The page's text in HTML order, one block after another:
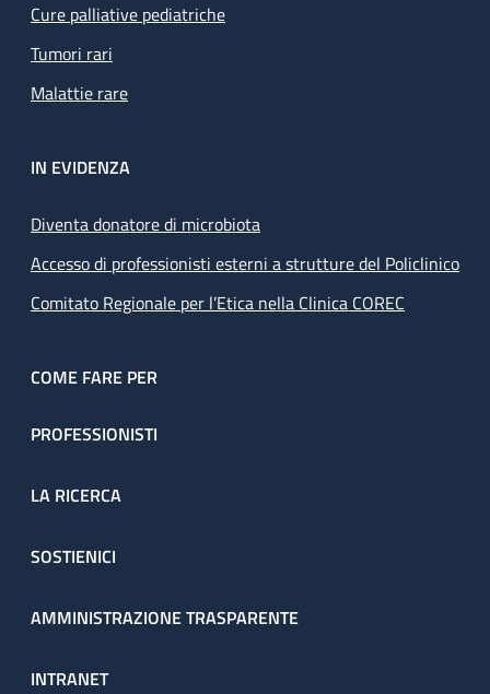
Cure palliative pediatriche
Tumori rari
Malattie rare
IN EVIDENZA
Diventa donatore di microbiota
Accesso di professionisti esterni a strutture del Policlinico
Comitato Regionale per l’Etica nella Clinica COREC
COME FARE PER
PROFESSIONISTI
LA RICERCA
SOSTIENICI
AMMINISTRAZIONE TRASPARENTE
INTRANET